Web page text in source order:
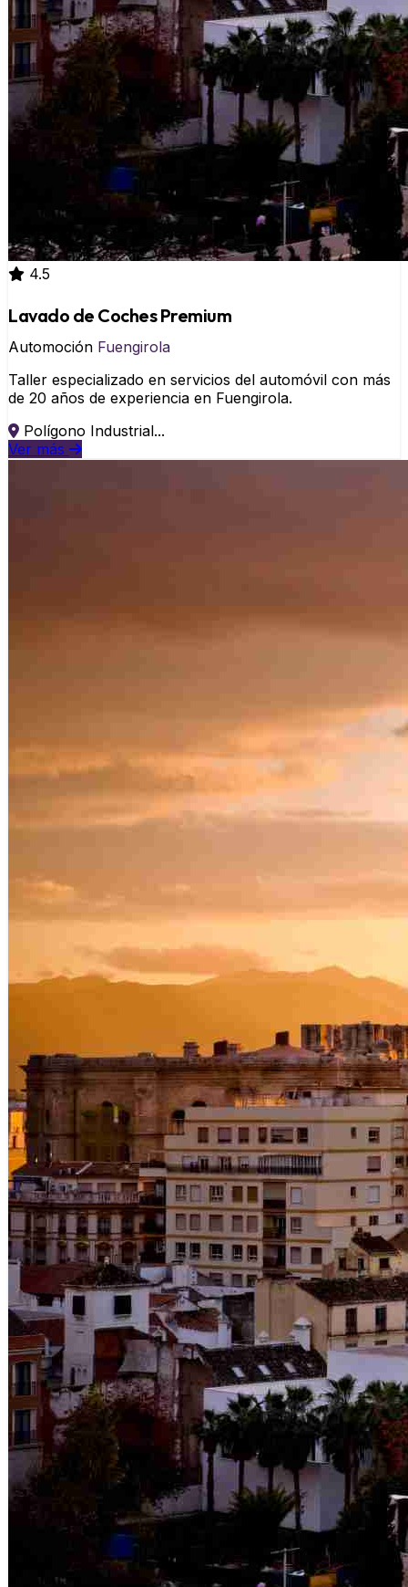
4.5
Lavado de Coches Premium
Automoción Fuengirola
Taller especializado en servicios del automóvil con más
de 20 años de experiencia en Fuengirola.
Polígono Industrial...
Ver más